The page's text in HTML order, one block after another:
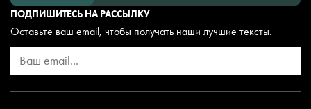
ПОДПИШИТЕСЬ НА РАССЫЛКУ
Оставьте ваш email, чтобы получать наши лучшие тексты.